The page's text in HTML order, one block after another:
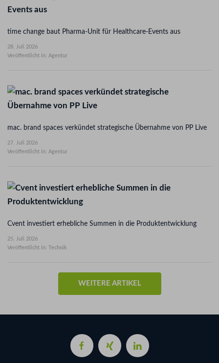
time change baut Pharma-Unit für Healthcare-Events aus
28. Juli 2026
Veröffentlicht in: Agentur
mac. brand spaces verkündet strategische Übernahme von PP Live
27. Juli 2026
Veröffentlicht in: Agentur
Cvent investiert erhebliche Summen in die Produktentwicklung
25. Juli 2026
Veröffentlicht in: Technik
WEITERE ARTIKEL